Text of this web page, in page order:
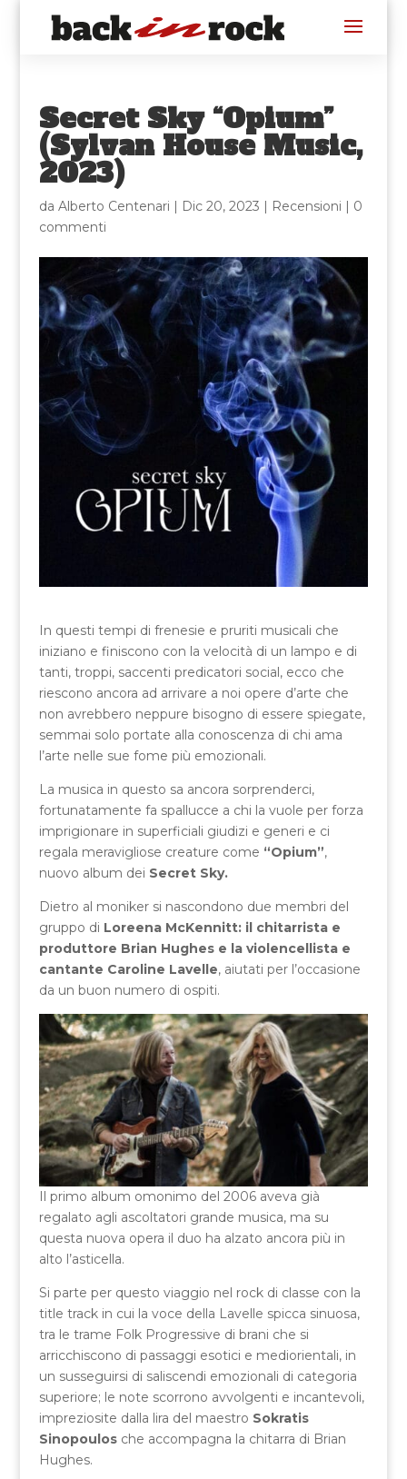
Secret Sky “Opium”
(Sylvan House Music,
2023)
da Alberto Centenari | Dic 20, 2023 | Recensioni | 0
commenti
In questi tempi di frenesie e pruriti musicali che
iniziano e finiscono con la velocità di un lampo e di
tanti, troppi, saccenti predicatori social, ecco che
riescono ancora ad arrivare a noi opere d’arte che
non avrebbero neppure bisogno di essere spiegate,
semmai solo portate alla conoscenza di chi ama
l’arte nelle sue fome più emozionali.
La musica in questo sa ancora sorprenderci,
fortunatamente fa spallucce a chi la vuole per forza
imprigionare in superficiali giudizi e generi e ci
regala meravigliose creature come “Opium”,
nuovo album dei Secret Sky.
Dietro al moniker si nascondono due membri del
gruppo di Loreena McKennitt: il chitarrista e
produttore Brian Hughes e la violencellista e
cantante Caroline Lavelle, aiutati per l’occasione
da un buon numero di ospiti.
Il primo album omonimo del 2006 aveva già
regalato agli ascoltatori grande musica, ma su
questa nuova opera il duo ha alzato ancora più in
alto l’asticella.
Si parte per questo viaggio nel rock di classe con la
title track in cui la voce della Lavelle spicca sinuosa,
tra le trame Folk Progressive di brani che si
arricchiscono di passaggi esotici e mediorientali, in
un susseguirsi di saliscendi emozionali di categoria
superiore; le note scorrono avvolgenti e incantevoli,
impreziosite dalla lira del maestro Sokratis
Sinopoulosche accompagna la chitarra di Brian
Hughes.